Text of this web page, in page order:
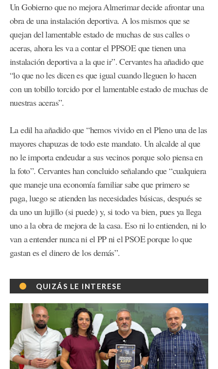
Un Gobierno que no mejora Almerimar decide afrontar una
obra de una instalación deportiva. A los mismos que se
quejan del lamentable estado de muchas de sus calles o
aceras, ahora les va a contar el PPSOE que tienen una
instalación deportiva a la que ir”. Cervantes ha añadido que
“lo que no les dicen es que igual cuando lleguen lo hacen
con un tobillo torcido por el lamentable estado de muchas de
nuestras aceras”.
La edil ha añadido que “hemos vivido en el Pleno una de las
mayores chapuzas de todo este mandato. Un alcalde al que
no le importa endeudar a sus vecinos porque solo piensa en
la foto”. Cervantes han concluido señalando que “cualquiera
que maneje una economía familiar sabe que primero se
paga, luego se atienden las necesidades básicas, después se
da uno un lujillo (si puede) y, si todo va bien, pues ya llega
uno a la obra de mejora de la casa. Eso ni lo entienden, ni lo
van a entender nunca ni el PP ni el PSOE porque lo que
gastan es el dinero de los demás”.
QUIZÁS LE INTERESE